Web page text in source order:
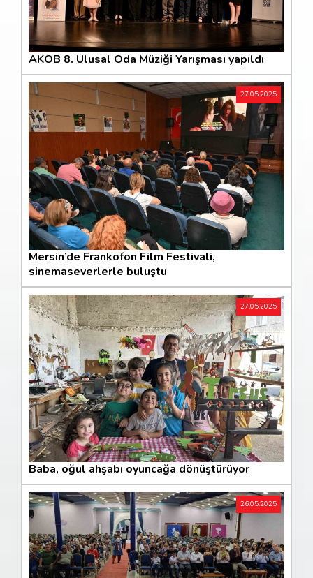
AKOB 8. Ulusal Oda Müziği Yarışması yapıldı
27.05.2025
Mersin’de Frankofon Film Festivali,
sinemaseverlerle buluştu
27.05.2025
Baba, oğul ahşabı oyuncağa dönüştürüyor
26.05.2025